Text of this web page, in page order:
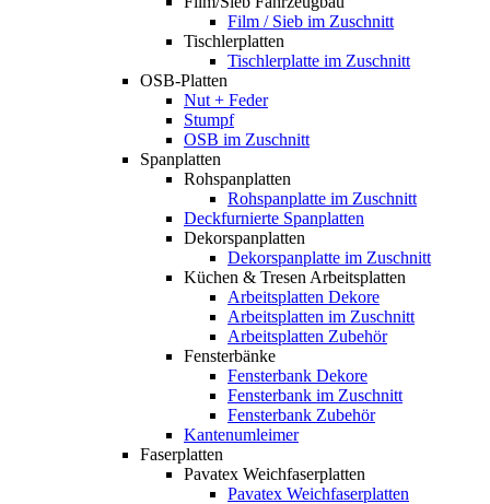
Film / Sieb im Zuschnitt
Tischlerplatten
Tischlerplatte im Zuschnitt
OSB-Platten
Nut + Feder
Stumpf
OSB im Zuschnitt
Spanplatten
Rohspanplatten
Rohspanplatte im Zuschnitt
Deckfurnierte Spanplatten
Dekorspanplatten
Dekorspanplatte im Zuschnitt
Küchen & Tresen Arbeitsplatten
Arbeitsplatten Dekore
Arbeitsplatten im Zuschnitt
Arbeitsplatten Zubehör
Fensterbänke
Fensterbank Dekore
Fensterbank im Zuschnitt
Fensterbank Zubehör
Kantenumleimer
Faserplatten
Pavatex Weichfaserplatten
Pavatex Weichfaserplatten